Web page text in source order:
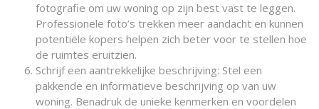
fotografie om uw woning op zijn best vast te leggen.
Professionele foto’s trekken meer aandacht en kunnen
potentiële kopers helpen zich beter voor te stellen hoe
de ruimtes eruitzien.
Schrijf een aantrekkelijke beschrijving: Stel een
pakkende en informatieve beschrijving op van uw
woning. Benadruk de unieke kenmerken en voordelen